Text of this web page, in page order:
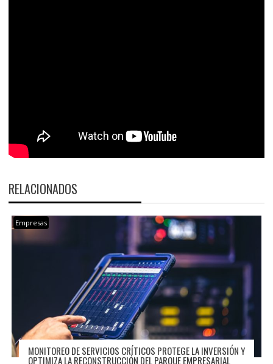
RELACIONADOS
Empresas
MONITOREO DE SERVICIOS CRÍTICOS PROTEGE LA INVERSIÓN Y
OPTIMIZA LA RECONSTRUCCIÓN DEL PARQUE EMPRESARIAL